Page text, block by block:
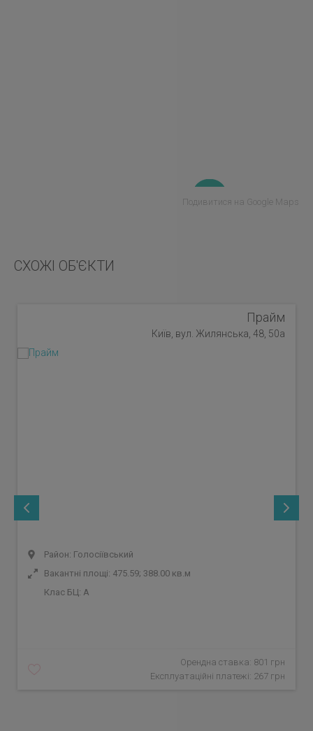
Подивитися на Google Maps
СХОЖІ ОБ'ЄКТИ
Прайм
Київ, вул. Жилянська, 48, 50а
Район: Голосіївський
Вакантні площі: 475.59; 388.00 кв.м
Клас БЦ: A
Орендна ставка: 801 грн
Експлуатаційні платежі: 267 грн